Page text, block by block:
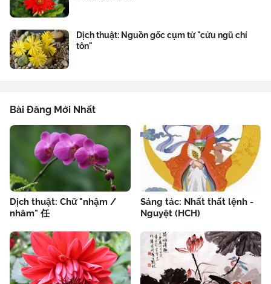
Dịch thuật: Nguồn gốc cụm từ "cửu ngũ chí
tôn"
Bài Đăng Mới Nhất
Dịch thuật: Chữ "nhậm /
nhâm" 任
Sáng tác: Nhất thất lệnh -
Nguyệt (HCH)